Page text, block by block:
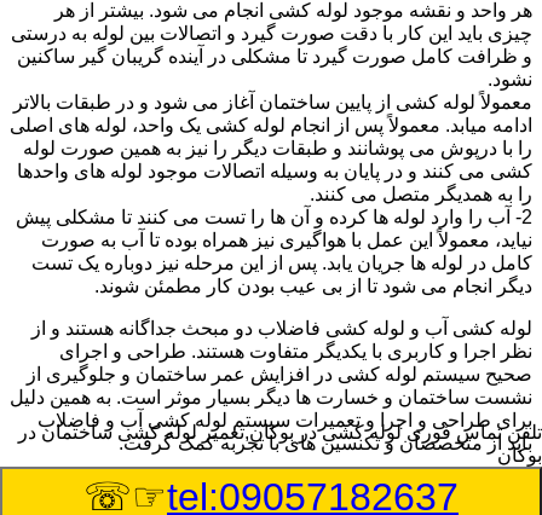
هر واحد و نقشه موجود لوله کشی انجام می شود. بیشتر از هر
چیزی باید این کار با دقت صورت گیرد و اتصالات بین لوله به درستی
و ظرافت کامل صورت گیرد تا مشکلی در آینده گریبان گیر ساکنین
نشود.
معمولاً لوله کشی از پایین ساختمان آغاز می شود و در طبقات بالاتر
ادامه میابد. معمولاً پس از انجام لوله کشی یک واحد، لوله های اصلی
را با درپوش می پوشانند و طبقات دیگر را نیز به همین صورت لوله
کشی می کنند و در پایان به وسیله اتصالات موجود لوله های واحدها
را به همدیگر متصل می کنند.
2- آب را وارد لوله ها کرده و آن ها را تست می کنند تا مشکلی پیش
نیاید، معمولاً این عمل با هواگیری نیز همراه بوده تا آب به صورت
کامل در لوله ها جریان یابد. پس از این مرحله نیز دوباره یک تست
دیگر انجام می شود تا از بی عیب بودن کار مطمئن شوند.
لوله کشی آب و لوله کشی فاضلاب دو مبحث جداگانه هستند و از
نظر اجرا و کاربری با یکدیگر متفاوت هستند. طراحی و اجرای
صحیح سیستم لوله کشی در افزایش عمر ساختمان و جلوگیری از
نشست ساختمان و خسارت ها دیگر بسیار موثر است. به همین دلیل
برای طراحی و اجرا و تعمیرات سیستم لوله کشی آب و فاضلاب
باید از متخصصان و تکنسین های با تجربه کمک گرفت.
:Published Date
تلفن تماس فوریلوله کشی در بوکان,تعمیر لوله کشی ساختمان در
بوکان
tel:09057182637
☞☏